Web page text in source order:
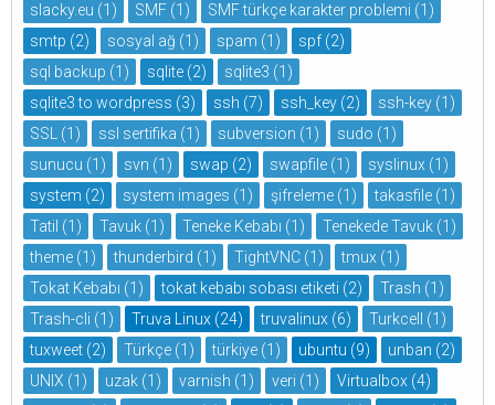
slacky.eu (1) SMF (1) SMF türkçe karakter problemi (1)
smtp (2) sosyal ağ (1) spam (1) spf (2)
sql backup (1) sqlite (2) sqlite3 (1)
sqlite3 to wordpress (3) ssh (7) ssh_key (2) ssh-key (1)
SSL
(1) ssl sertifika (1) subversion (1) sudo (1)
sunucu (1) svn (1) swap (2) swapfile (1) syslinux (1)
system (2) system images (1) şifreleme (1) takasfile (1)
Tatil (1) Tavuk (1) Teneke Kebabı (1) Tenekede Tavuk (1)
theme (1) thunderbird (1) TightVNC (1) tmux (1)
Tokat Kebabı (1) tokat kebabı sobası etiketi (2) Trash (1)
Trash-cli (1) Truva Linux (24) truvalinux (6) Turkcell
(1)
tuxweet (2) Türkçe (1) türkiye (1) ubuntu (9) unban (2)
UNIX (1) uzak (1) varnish (1) veri (1) Virtualbox (4)